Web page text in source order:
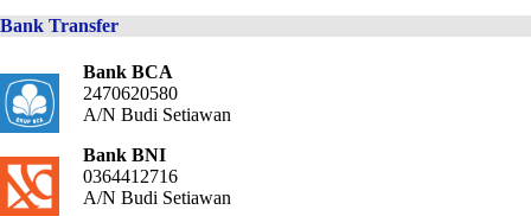
Bank Transfer
Bank BCA
2470620580
A/N Budi Setiawan
Bank BNI
0364412716
A/N Budi Setiawan